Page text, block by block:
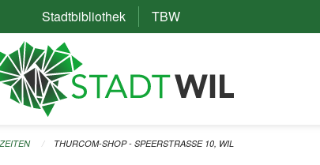
Stadtbibliothek(External Link)
TBW(External Link)
THURCOM-SHOP - SPEERSTRASSE 10, WIL